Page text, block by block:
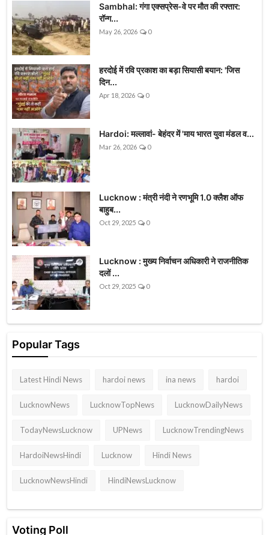
Sambhal: गंगा एक्सप्रेस-वे पर मौत की रफ्तार:
रॉन्ग...
May 26, 2026 0
हरदोई में रवि प्रकाश का बड़ा सियासी बयान: 'जिस
दिन...
Apr 18, 2026 0
Hardoi: मल्लावां- बेहंदर में 'माय भारत युवा मंडल व...
Mar 26, 2026 0
Lucknow : मंत्री नंदी ने रणभूमि 1.0 क्लैश ऑफ
बाहुब...
Oct 29, 2025 0
Lucknow : मुख्य निर्वाचन अधिकारी ने राजनीतिक
दलों ...
Oct 29, 2025 0
Popular Tags
Latest Hindi News hardoi news ina news hardoi
LucknowNews LucknowTopNews LucknowDailyNews
TodayNewsLucknow UPNews LucknowTrendingNews
HardoiNewsHindi Lucknow Hindi News
LucknowNewsHindi HindiNewsLucknow
Voting Poll